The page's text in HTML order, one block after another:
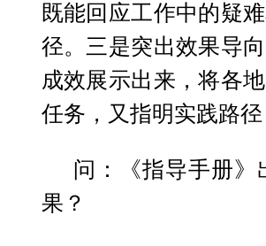
既能回应工作中的疑
径。三是突出效果导
成效展示出来，将各
任务，又指明实践路
问：《指导手册
果？